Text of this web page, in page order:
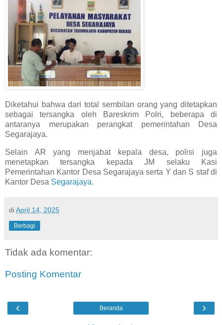
Diketahui bahwa dari total sembilan orang yang ditetapkan
sebagai tersangka oleh Bareskrim Polri, beberapa di
antaranya merupakan perangkat pemerintahan Desa
Segarajaya.
Selain AR yang menjabat kepala desa, polisi juga
menetapkan tersangka kepada JM selaku Kasi
Pemerintahan Kantor Desa Segarajaya serta Y dan S staf di
Kantor Desa Segarajaya.
diApril 14, 2025
Berbagi
Tidak ada komentar:
Posting Komentar
‹ ›
Beranda